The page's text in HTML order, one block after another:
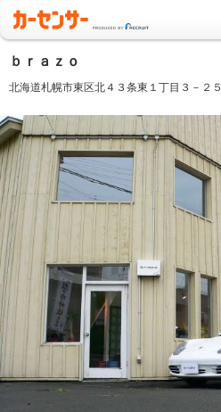
ｂｒａｚｏ
北海道札幌市東区北４３条東１丁目３－２５